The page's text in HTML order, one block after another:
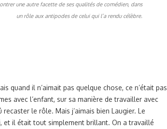
une autre facette de ses qualités de comédien, dans
un rôle aux antipodes de celui qui l’a rendu célèbre.
quand il n’aimait pas quelque chose, ce n’était pas
avec l’enfant, sur sa manière de travailler avec
le rôle. Mais j’aimais bien Laugier. Le
et il était tout simplement brillant. On a travaillé